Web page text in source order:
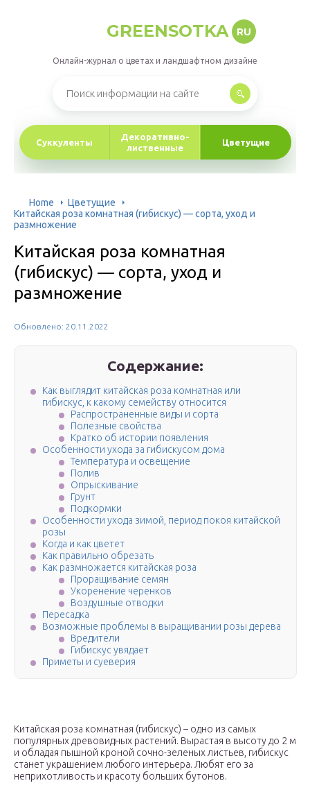
GREENSOTKA RU
Онлайн-журнал о цветах и ландшафтном дизайне
Суккуленты
Декоративно-
лиственные
Цветущие
Home
Цветущие
Китайская роза комнатная (гибискус) — сорта, уход и
размножение
Китайская роза комнатная
(гибискус) — сорта, уход и
размножение
Обновлено: 20.11.2022
Содержание:
Как выглядит китайская роза комнатная или
гибискус, к какому семейству относится
Распространенные виды и сорта
Полезные свойства
Кратко об истории появления
Особенности ухода за гибискусом дома
Температура и освещение
Полив
Опрыскивание
Грунт
Подкормки
Особенности ухода зимой, период покоя китайской
розы
Когда и как цветет
Как правильно обрезать
Как размножается китайская роза
Проращивание семян
Укоренение черенков
Воздушные отводки
Пересадка
Возможные проблемы в выращивании розы дерева
Вредители
Гибискус увядает
Приметы и суеверия
Китайская роза комнатная (гибискус) – одно из самых
популярных древовидных растений. Вырастая в высоту до 2 м
и обладая пышной кроной сочно-зеленых листьев, гибискус
станет украшением любого интерьера. Любят его за
неприхотливость и красоту больших бутонов.